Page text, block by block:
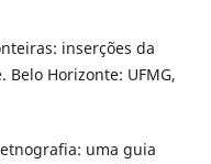
inserções da
Horizonte: UFMG,
etnografia: uma guia